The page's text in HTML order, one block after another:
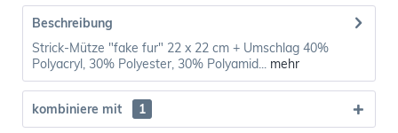
Beschreibung
Strick-Mütze "fake fur" 22 x 22 cm + Umschlag 40%
Polyacryl, 30% Polyester, 30% Polyamid... mehr
kombiniere mit 1